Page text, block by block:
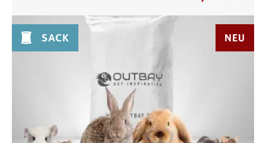
SACK NEU